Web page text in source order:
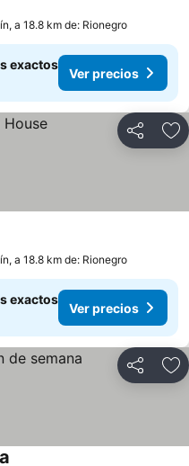
a 18.8 km de: Rionegro
exactos
Ver precios
Compartir
a 18.8 km de: Rionegro
exactos
Ver precios
Compartir